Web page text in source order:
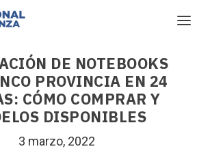
DE NOTEBOOKS
PROVINCIA EN 24
CÓMO COMPRAR Y
DISPONIBLES
3 marzo, 2022